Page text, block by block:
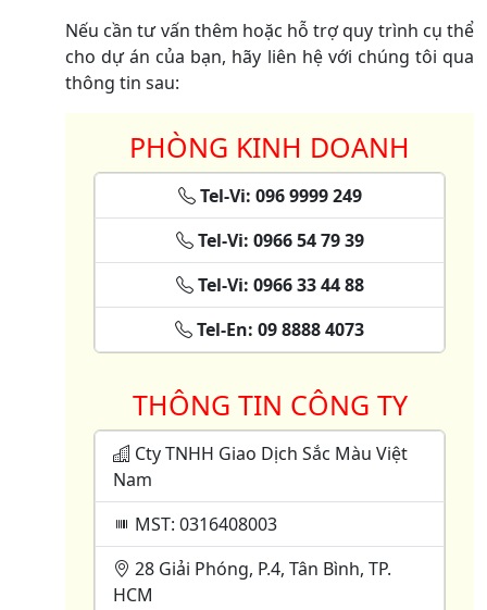
Nếu cần tư vấn thêm hoặc hỗ trợ quy trình cụ thể
cho dự án của bạn, hãy liên hệ với chúng tôi qua
thông tin sau:
PHÒNG KINH DOANH
Tel-Vi: 096 9999 249
Tel-Vi: 0966 54 79 39
Tel-Vi: 0966 33 44 88
Tel-En: 09 8888 4073
THÔNG TIN CÔNG TY
Cty TNHH Giao Dịch Sắc Màu Việt
Nam
MST: 0316408003
28 Giải Phóng, P.4, Tân Bình, TP.
HCM